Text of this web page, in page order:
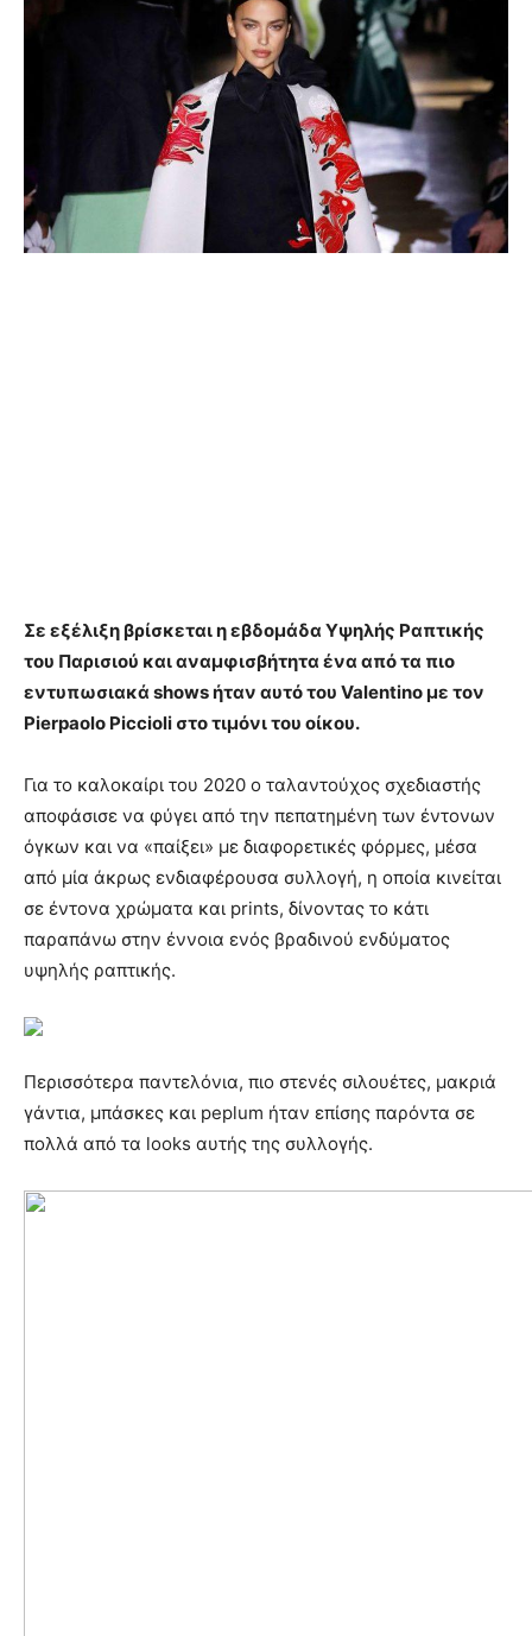
Σε εξέλιξη βρίσκεται η εβδομάδα Υψηλής Ραπτικής
του Παρισιού και αναμφισβήτητα ένα από τα πιο
εντυπωσιακά shows ήταν αυτό του Valentino με τον
Pierpaolo Piccioli στο τιμόνι του οίκου.
Για το καλοκαίρι του 2020 ο ταλαντούχος σχεδιαστής
αποφάσισε να φύγει από την πεπατημένη των έντονων
όγκων και να «παίξει» με διαφορετικές φόρμες, μέσα
από μία άκρως ενδιαφέρουσα συλλογή, η οποία κινείται
σε έντονα χρώματα και prints, δίνοντας το κάτι
παραπάνω στην έννοια ενός βραδινού ενδύματος
υψηλής ραπτικής.
Περισσότερα παντελόνια, πιο στενές σιλουέτες, μακριά
γάντια, μπάσκες και peplum ήταν επίσης παρόντα σε
πολλά από τα looks αυτής της συλλογής.